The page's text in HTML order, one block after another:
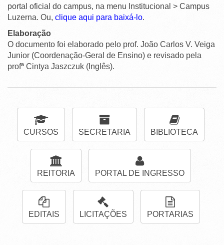
portal oficial do campus, na menu Institucional > Campus
Luzerna. Ou, clique aqui para baixá-lo.
Elaboração
O documento foi elaborado pelo prof. João Carlos V. Veiga
Junior (Coordenação-Geral de Ensino) e revisado pela
profª Cintya Jaszczuk (Inglês).
CURSOS SECRETARIA BIBLIOTECA
REITORIA PORTAL DE INGRESSO
EDITAIS LICITAÇÕES PORTARIAS